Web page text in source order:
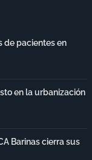
de pacientes en
en la urbanización
Barinas cierra sus